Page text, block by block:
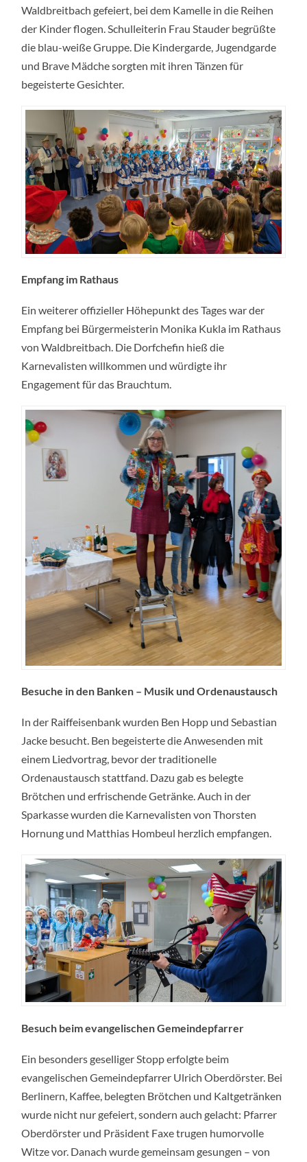
Waldbreitbach gefeiert, bei dem Kamelle in die Reihen
der Kinder flogen. Schulleiterin Frau Stauder begrüßte
die blau-weiße Gruppe. Die Kindergarde, Jugendgarde
und Brave Mädche sorgten mit ihren Tänzen für
begeisterte Gesichter.
Empfang im Rathaus
Ein weiterer offizieller Höhepunkt des Tages war der
Empfang bei Bürgermeisterin Monika Kukla im Rathaus
von Waldbreitbach. Die Dorfchefin hieß die
Karnevalisten willkommen und würdigte ihr
Engagement für das Brauchtum.
Besuche in den Banken – Musik und Ordenaustausch
In der Raiffeisenbank wurden Ben Hopp und Sebastian
Jacke besucht. Ben begeisterte die Anwesenden mit
einem Liedvortrag, bevor der traditionelle
Ordenaustausch stattfand. Dazu gab es belegte
Brötchen und erfrischende Getränke. Auch in der
Sparkasse wurden die Karnevalisten von Thorsten
Hornung und Matthias Hombeul herzlich empfangen.
Besuch beim evangelischen Gemeindepfarrer
Ein besonders geselliger Stopp erfolgte beim
evangelischen Gemeindepfarrer Ulrich Oberdörster. Bei
Berlinern, Kaffee, belegten Brötchen und Kaltgetränken
wurde nicht nur gefeiert, sondern auch gelacht: Pfarrer
Oberdörster und Präsident Faxe trugen humorvolle
Witze vor. Danach wurde gemeinsam gesungen – von